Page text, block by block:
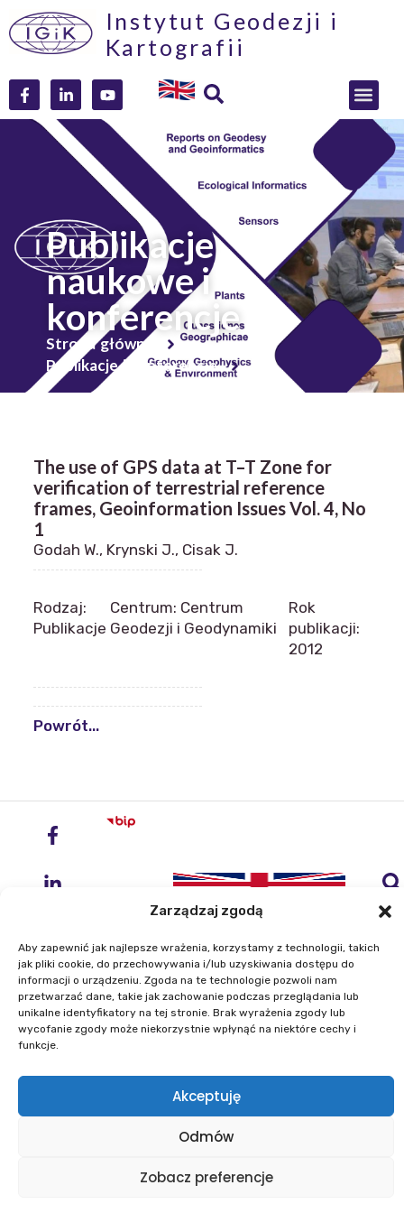
Zarządzaj zgodą
Aby zapewnić jak najlepsze wrażenia, korzystamy z technologii, takich
jak pliki cookie, do przechowywania i/lub uzyskiwania dostępu do
informacji o urządzeniu. Zgoda na te technologie pozwoli nam
przetwarzać dane, takie jak zachowanie podczas przeglądania lub
unikalne identyfikatory na tej stronie. Brak wyrażenia zgody lub
wycofanie zgody może niekorzystnie wpłynąć na niektóre cechy i
funkcje.
Akceptuję
Odmów
Zobacz preferencje
Instytut Geodezji i
Kartografii
Publikacje
naukowe i
konferencje
Strona główna
Publikacje i konferencje
The use of GPS data at T–T Zone for
verification of terrestrial reference
frames, Geoinformation Issues Vol. 4, No
1
Godah W., Krynski J., Cisak J.
Rodzaj:
Publikacje
Centrum: Centrum
Geodezji i Geodynamiki
Rok
publikacji:
2012
Powrót...
Instytut Geodezji i Kartografii
ul. Zygmunta Modzelewskiego 27
Telefon: +48 22 329 19 00
E-mail: igik@igik.edu.pl
Plan równości płci
Polityka plików cookies